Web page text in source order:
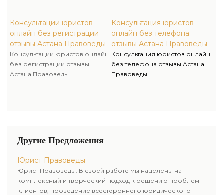
Консультации юристов
онлайн без регистрации
отзывы Астана Правоведы
Консультации юристов онлайн
без регистрации отзывы
Астана Правоведы
Консультация юристов
онлайн без телефона
отзывы Астана Правоведы
Консультация юристов онлайн
без телефона отзывы Астана
Правоведы
Другие Предложения
Юрист Правоведы
Юрист Правоведы. В своей работе мы нацелены на
комплексный и творческий подход к решению проблем
клиентов, проведение всестороннего юридического